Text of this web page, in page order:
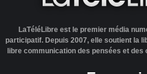
LaTéléLibre est le premier média
participatif. Depuis 2007, elle soutient la
libre communication des pensées et des